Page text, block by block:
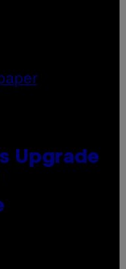
Upgrade